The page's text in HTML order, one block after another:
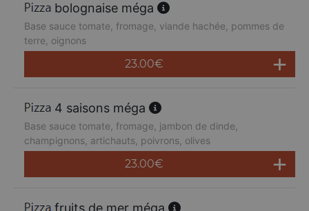
bolognaise méga
Base sauce tomate, fromage, viande hachée, pommes de
terre, oignons
23.00€
4 saisons méga
Base sauce tomate, fromage, jambon de dinde,
champignons, artichauts, poivrons, olives
23.00€